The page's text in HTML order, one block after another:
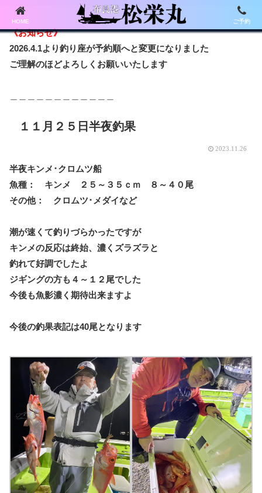
《お知らせ》
2026.4.1より釣り座が予約順へと変更になりました
ご理解のほどよろしくお願いいたします
１１月２５日半夜釣果
2023.11.26
半夜キンメ･クロムツ船
魚種： キンメ ２５～３５ｃｍ ８～４０尾
その他： クロムツ･メダイなど
潮が速くて釣りづらかったですが
キンメの反応は終始、濃くズラズラと
釣れて好調でしたよ
ジギングの方も４～１２尾でした
今後も魚影濃く期待出来ますよ
今後の釣果表記は40尾となります
HOME ご予約